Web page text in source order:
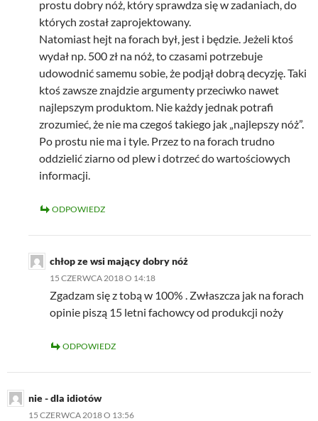
prostu dobry nóż, który sprawdza się w zadaniach, do
których został zaprojektowany.
Natomiast hejt na forach był, jest i będzie. Jeżeli ktoś
wydał np. 500 zł na nóż, to czasami potrzebuje
udowodnić samemu sobie, że podjął dobrą decyzję. Taki
ktoś zawsze znajdzie argumenty przeciwko nawet
najlepszym produktom. Nie każdy jednak potrafi
zrozumieć, że nie ma czegoś takiego jak „najlepszy nóż”.
Po prostu nie ma i tyle. Przez to na forach trudno
oddzielić ziarno od plew i dotrzeć do wartościowych
informacji.
ODPOWIEDZ
chłop ze wsi mający dobry nóż
15 CZERWCA 2018 O 14:18
Zgadzam się z tobą w 100% . Zwłaszcza jak na forach
opinie piszą 15 letni fachowcy od produkcji noży
ODPOWIEDZ
nie - dla idiotów
15 CZERWCA 2018 O 13:56